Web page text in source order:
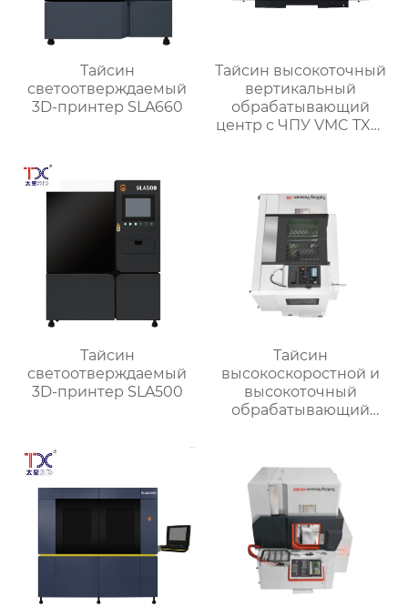
Тайсин
светоотверждаемый
3D-принтер SLA660
Тайсин высокоточный
вертикальный
обрабатывающий
центр с ЧПУ VMC TXP-
Тайсин
светоотверждаемый
3D-принтер SLA500
Тайсин
высокоскоростной и
высокоточный
обрабатывающий